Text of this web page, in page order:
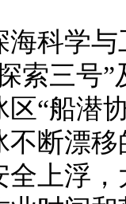
科学与
索三号”
“船潜
断漂
上浮